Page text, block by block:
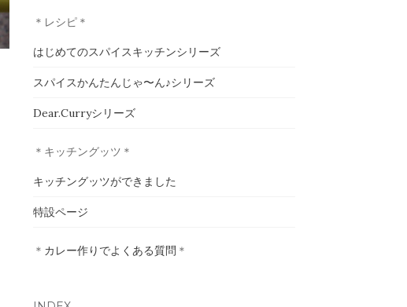
＊レシピ＊
はじめてのスパイスキッチンシリーズ
スパイスかんたんじゃ〜ん♪シリーズ
Dear.Curryシリーズ
＊キッチングッツ＊
キッチングッツができました
特設ページ
＊ カレー作りでよくある質問 ＊